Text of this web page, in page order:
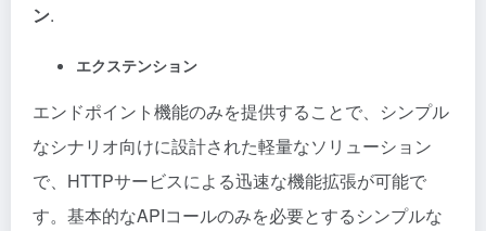
ン.
エクステンション
エンドポイント機能のみを提供することで、シンプル
なシナリオ向けに設計された軽量なソリューション
で、HTTPサービスによる迅速な機能拡張が可能で
す。基本的なAPIコールのみを必要とするシンプルな